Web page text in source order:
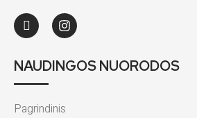
NAUDINGOS NUORODOS
Pagrindinis